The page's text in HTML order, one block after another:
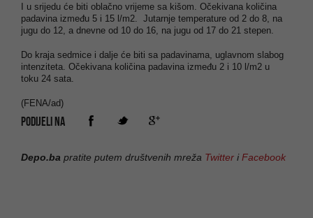
I u srijedu će biti oblačno vrijeme sa kišom. Očekivana količina
padavina između 5 i 15 l/m2. Jutarnje temperature od 2 do 8, na
jugu do 12, a dnevne od 10 do 16, na jugu od 17 do 21 stepen.
Do kraja sedmice i dalje će biti sa padavinama, uglavnom slabog
intenziteta. Očekivana količina padavina između 2 i 10 l/m2 u
toku 24 sata.
(FENA/ad)
PODIJELI NA
Depo.ba pratite putem društvenih mreža Twitter iFacebook